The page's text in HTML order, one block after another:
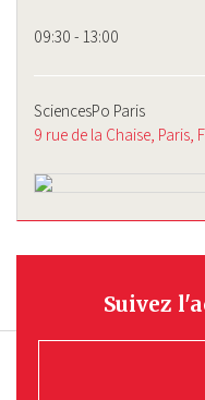
09:30 - 13:00
SciencesPo Paris
9 rue de la Chaise Paris
Suivez